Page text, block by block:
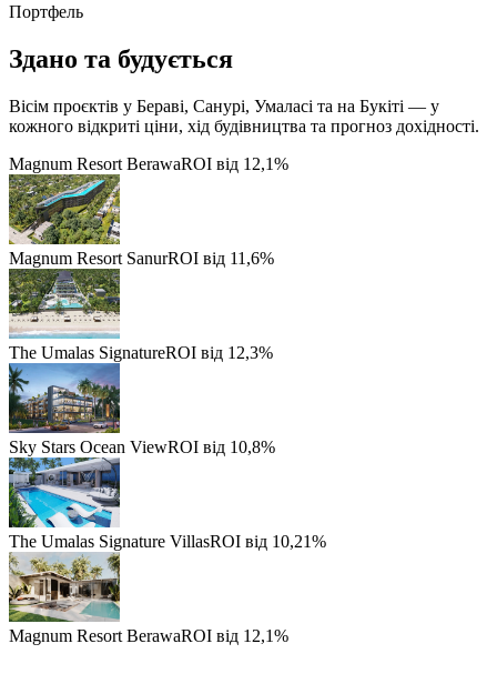
Портфель
Здано та будується
Вісім проєктів у Бераві, Санурі, Умаласі та на Букіті — у
кожного відкриті ціни, хід будівництва та прогноз дохідності.
Magnum Resort BerawaROI від 12,1%
Magnum Resort SanurROI від 11,6%
The Umalas SignatureROI від 12,3%
Sky Stars Ocean ViewROI від 10,8%
The Umalas Signature VillasROI від 10,21%
Magnum Resort BerawaROI від 12,1%